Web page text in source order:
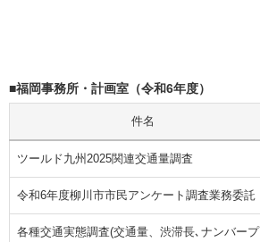
■福岡事務所・計画室（令和6年度）
件名
ツールド九州2025関連交通量調査
令和6年度柳川市市民アンケート調査業務委託
各種交通実態調査(交通量、渋滞長､ナンバープ